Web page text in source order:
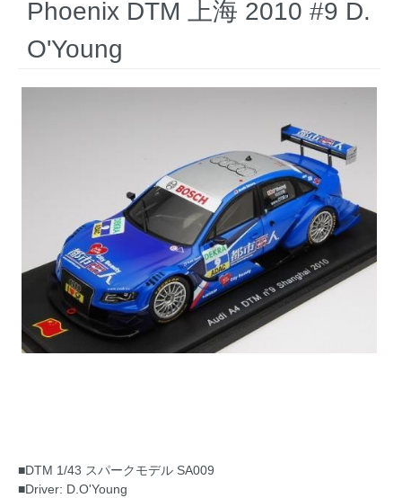
Phoenix DTM 上海 2010 #9 D.
O'Young
■DTM 1/43 スパークモデル SA009
■Driver: D.O'Young